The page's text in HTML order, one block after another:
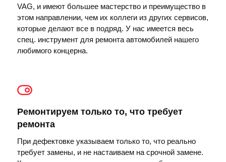
VAG, и имеют большее мастерство и преимущество в
этом направлении, чем их коллеги из других сервисов,
которые делают все в подряд. У нас имеется весь
спец. инструмент для ремонта автомобилей нашего
любимого концерна.
Ремонтируем только то, что требует
ремонта
При дефектовке указываем только то, что реально
требует замены, и не настаиваем на срочной замене.